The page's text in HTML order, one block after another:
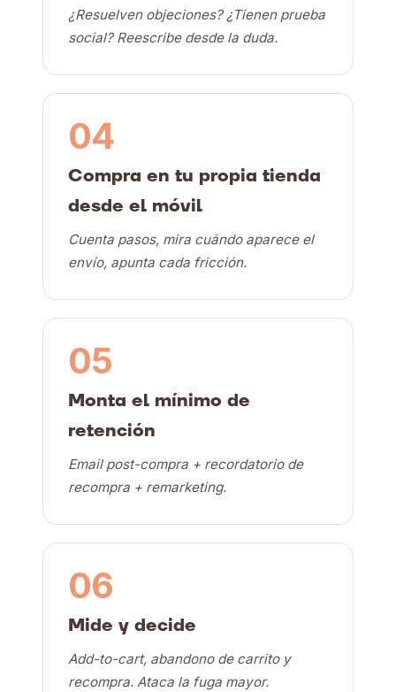
¿Resuelven objeciones? ¿Tienen prueba
social? Reescribe desde la duda.
04
Compra en tu propia tienda
desde el móvil
Cuenta pasos, mira cuándo aparece el
envío, apunta cada fricción.
05
Monta el mínimo de
retención
Email post-compra + recordatorio de
recompra + remarketing.
06
Mide y decide
Add-to-cart, abandono de carrito y
recompra. Ataca la fuga mayor.